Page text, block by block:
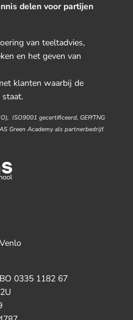
delen voor partijen
van teeltadvies,
en het geven van
klanten waarbij de
staat.
ISO9001 gecertificeerd, GEP/TNG
Green Academy als partnerbedrijf.
0335 1182 67